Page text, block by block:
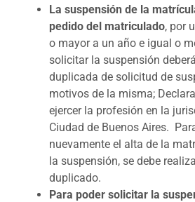
La suspensión de la
pedido del matriculado, por
o mayor a un año e igual o
solicitar la suspensión
duplicada de solicitud de
motivos de la misma;
ejercer la profesión en la
Ciudad de Buenos Aires.
nuevamente el alta de la
la suspensión, se debe
duplicado.
Para poder solicitar la